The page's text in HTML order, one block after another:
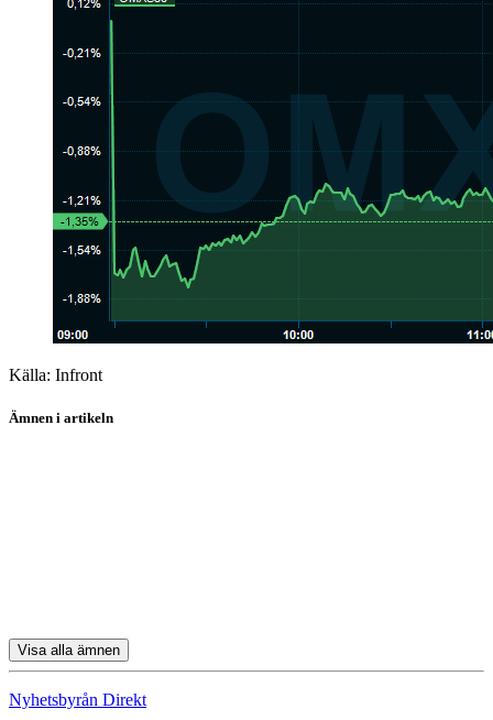
Källa: Infront
Ämnen i artikeln
Visa alla ämnen
Nyhetsbyrån Direkt